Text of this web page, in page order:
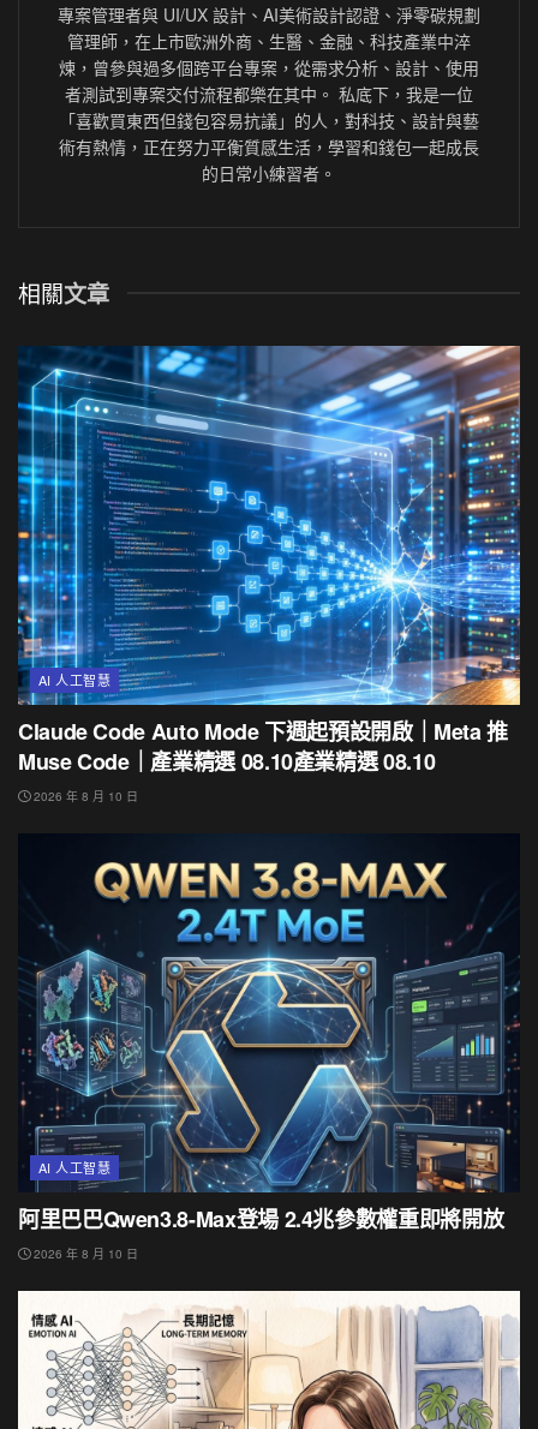
專案管理者與 UI/UX 設計、AI美術設計認證、淨零碳規劃
管理師，在上市歐洲外商、生醫、金融、科技產業中淬
煉，曾參與過多個跨平台專案，從需求分析、設計、使用
者測試到專案交付流程都樂在其中。 私底下，我是一位
「喜歡買東西但錢包容易抗議」的人，對科技、設計與藝
術有熱情，正在努力平衡質感生活，學習和錢包一起成長
的日常小練習者。
相關文章
AI 人工智慧
Claude Code Auto Mode 下週起預設開啟｜Meta 推
Muse Code｜產業精選 08.10產業精選 08.10
2026 年 8 月 10 日
AI 人工智慧
阿里巴巴Qwen3.8-Max登場 2.4兆參數權重即將開放
2026 年 8 月 10 日